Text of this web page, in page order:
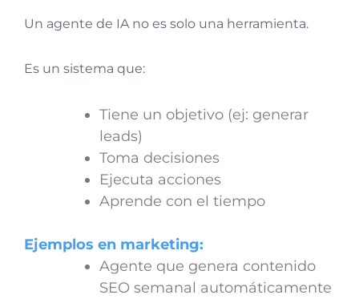
Un agente de IA no es solo una herramienta.
Es un sistema que:
Tiene un objetivo (ej: generar
leads)
Toma decisiones
Ejecuta acciones
Aprende con el tiempo
Ejemplos en marketing:
Agente que genera contenido
SEO semanal automáticamente